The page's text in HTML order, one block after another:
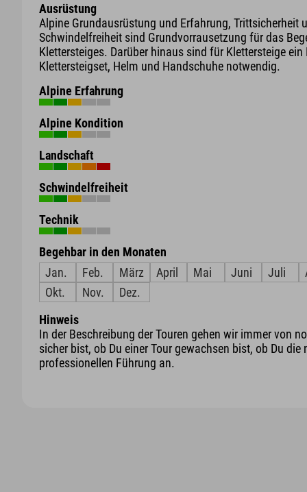
Ausrüstung
Alpine Grundausrüstung und Erfahrung, Trittsicherheit
Schwindelfreiheit sind Grundvorrausetzung für das
Klettersteiges. Darüber hinaus sind für Klettersteige ein
Klettersteigset, Helm und Handschuhe notwendig.
Alpine Erfahrung
Alpine Kondition
Landschaft
Schwindelfreiheit
Technik
Begehbar in den Monaten
Jan.
Feb. März April Mai Juni Juli
Okt.
Nov. Dez.
Hinweis
In der Beschreibung der Touren gehen wir immer von
sicher bist, ob Du einer Tour gewachsen bist, ob Du
professionellen Führung an.